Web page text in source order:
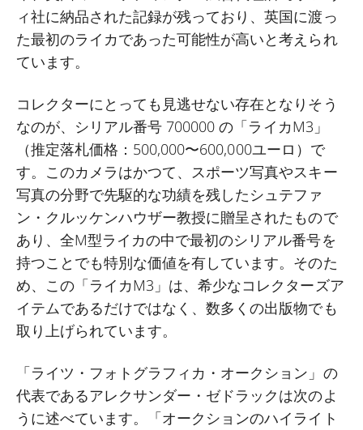
ィ社に納品された記録が残っており、英国に渡っ
た最初のライカであった可能性が高いと考えられ
ています。
コレクターにとっても見逃せない存在となりそう
なのが、シリアル番号 700000 の「ライカM3」
（推定落札価格：500,000〜600,000ユーロ）で
す。このカメラはかつて、スポーツ写真やスキー
写真の分野で先駆的な功績を残したシュテファ
ン・クルッケンハウザー教授に贈呈されたもので
あり、全M型ライカの中で最初のシリアル番号を
持つことでも特別な価値を有しています。そのた
め、この「ライカM3」は、希少なコレクターズア
イテムであるだけではなく、数多くの出版物でも
取り上げられています。
「ライツ・フォトグラフィカ・オークション」の
代表であるアレクサンダー・ゼドラックは次のよ
うに述べています。「オークションのハイライト